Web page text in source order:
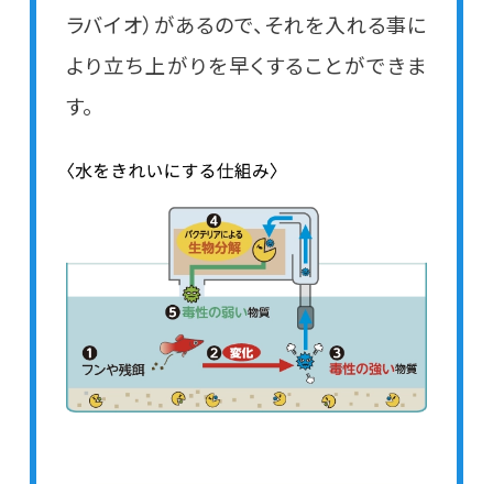
ラバイオ）があるので、それを入れる事に
より立ち上がりを早くすることができま
す。